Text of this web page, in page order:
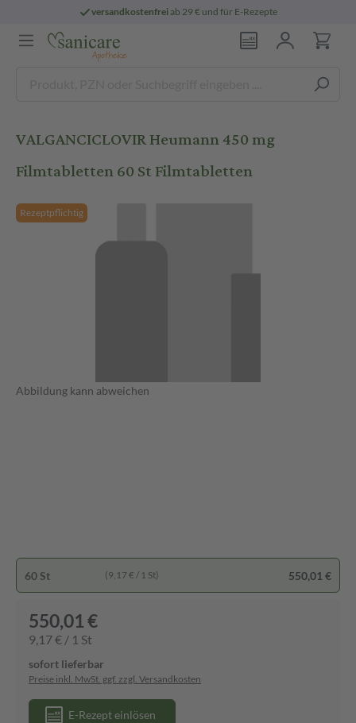
versandkostenfreiab 29 € und für E-Rezepte
VALGANCICLOVIR Heumann 450 mg
Filmtabletten 60 St Filmtabletten
Rezeptpflichtig
Abbildung kann abweichen
60 St (9,17 € / 1 St) 550,01 €
550,01 €
9,17 € / 1 St
sofort lieferbar
Preise inkl. MwSt. ggf. zzgl. Versandkosten
E-Rezept einlösen